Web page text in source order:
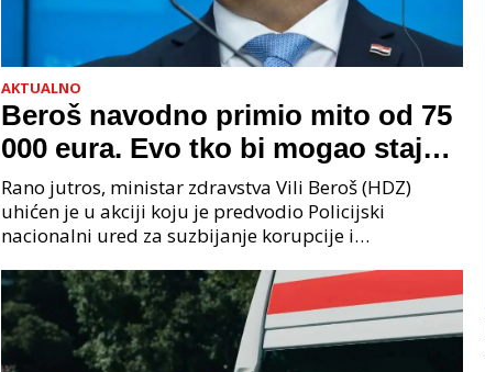
AKTUALNO
Beroš navodno primio mito od 75
000 eura. Evo tko bi mogao stajati
na čelu zločinačkog udruženja
Rano jutros, ministar zdravstva Vili Beroš (HDZ)
uhićen je u akciji koju je predvodio Policijski
nacionalni ured za suzbijanje korupcije i
priopćenju USKOK